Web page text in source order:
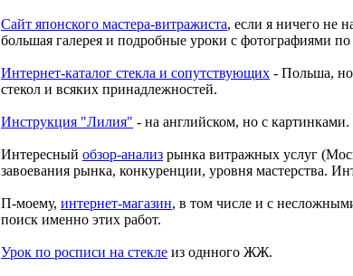
Сайт японского мастера-витражиста, если я ничего не
большая галерея и подробные уроки с фотографиями
Интернет-каталог стекла и сопутствующих - Польша, но
стекол и всяких принадлежностей.
Инструкция "Лилия" - на английском, но с картинками.
Интересный обзор-анализ рынка витражных услуг
завоевания рынка, конкуренции, уровня мастерства.
П-моему, интернет-магазин, в том числе и с
поиск именно этих работ.
Урок по росписи на стекле из однного ЖЖ.